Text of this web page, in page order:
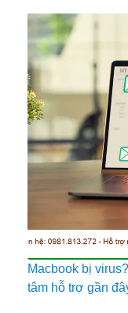
Macbook bị
tâm hỗ trợ gần